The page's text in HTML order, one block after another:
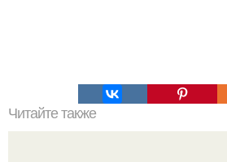
Читайте также